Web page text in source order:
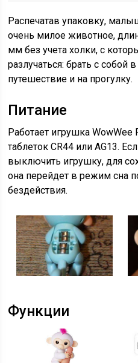
Распечатав упаковку,
очень милое животное,
мм без учета холки, с
разлучаться: брать с собой
путешествие и на прогулку.
Питание
Работает игрушка WowWee
таблеток CR44 или AG13.
выключить игрушку, для
она перейдет в режим сна
бездействия.
Функции